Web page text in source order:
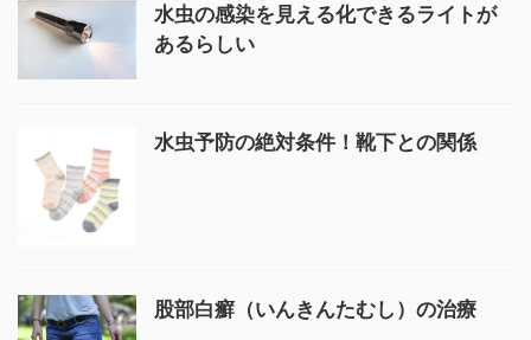
水虫の感染を見える化できるライトが
あるらしい
水虫予防の絶対条件！靴下との関係
股部白癬（いんきんたむし）の治療